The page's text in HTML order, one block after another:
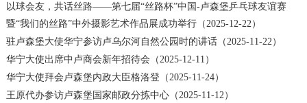
以球会友，共话丝路——第七届“丝路杯”中国-卢森堡乒乓球友谊赛
暨“我们的丝路”中外摄影艺术作品展成功举行（2025-12-22）
驻卢森堡大使华宁参访卢乌尔河自然公园时的讲话（2025-11-22）
华宁大使出席中卢商会新年招待会（2025-12-11）
华宁大使拜会卢森堡内政大臣格洛登（2025-11-24）
王原代办参访卢森堡国家邮政分拣中心（2025-11-12）